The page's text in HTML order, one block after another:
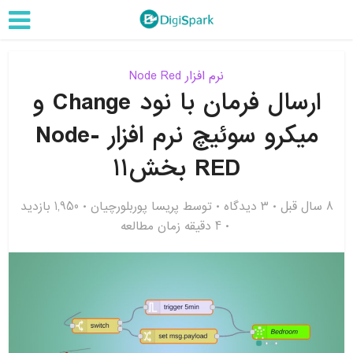
نرم افزار Node Red
ارسال فرمان با نود Change و
میکرو سوئیچ نرم افزار Node-
RED بخش۱۱
8 سال قبل ۳ دیدگاه توسط پریسا پوربلورچیان
1,950 بازدید
4 دقیقه زمان مطالعه